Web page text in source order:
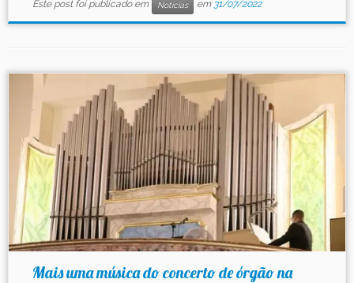
Este post foi publicado em Notícias em 31/07/2022
Mais uma música do concerto de órgão na